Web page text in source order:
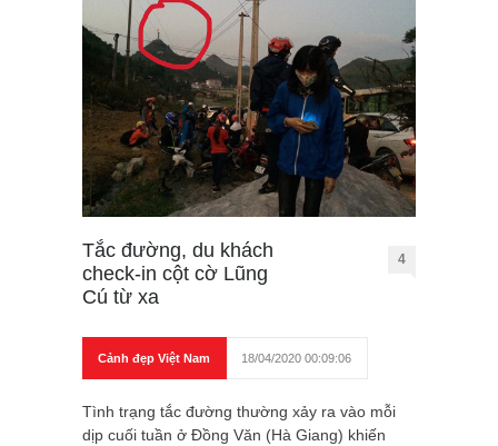
Tắc đường, du khách
check-in cột cờ Lũng
Cú từ xa
4
Cảnh đẹp Việt Nam 18/04/2020 00:09:06
Tình trạng tắc đường thường xảy ra vào mỗi
dịp cuối tuần ở Đồng Văn (Hà Giang) khiến